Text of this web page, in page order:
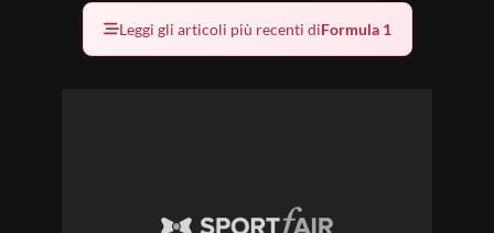
Leggi gli articoli più recenti diFormula 1